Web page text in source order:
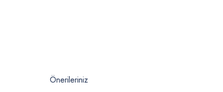
Önerileriniz